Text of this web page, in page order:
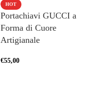
HOT
Portachiavi GUCCI a
Forma di Cuore
Artigianale
€55,00